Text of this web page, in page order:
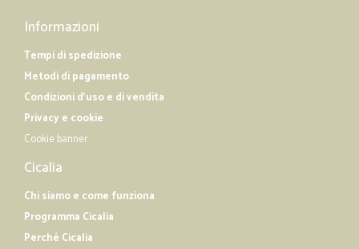
Informazioni
Tempi di spedizione
Metodi di pagamento
Condizioni d'uso e di vendita
Privacy e cookie
Cookie banner
Cicalia
Chi siamo e come funziona
Programma Cicalia
Perché Cicalia